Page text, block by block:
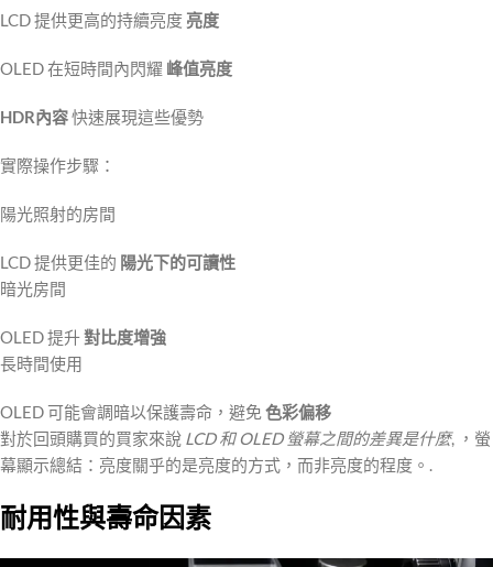
LCD 提供更高的持續亮度 亮度
OLED 在短時間內閃耀 峰值亮度
HDR內容快速展現這些優勢
實際操作步驟：
陽光照射的房間
LCD 提供更佳的 陽光下的可讀性
暗光房間
OLED 提升對比度增強
長時間使用
OLED 可能會調暗以保護壽命，避免色彩偏移
對於回頭購買的買家來說 LCD 和 OLED 螢幕之間的差異是什麼, ，螢
幕顯示總結：亮度關乎的是亮度的方式，而非亮度的程度。.
耐用性與壽命因素